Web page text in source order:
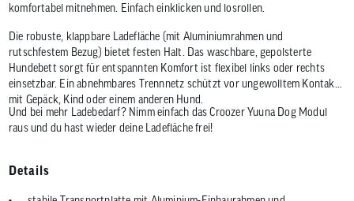
komfortabel mitnehmen. Einfach einklicken und losrollen.
Die robuste, klappbare Ladefläche (mit Aluminiumrahmen und
rutschfestem Bezug) bietet festen Halt. Das waschbare, gepolsterte
Hundebett sorgt für entspannten Komfort ist flexibel links oder rechts
einsetzbar. Ein abnehmbares Trennnetz schützt vor ungewolltem Kontakt
mit Gepäck, Kind oder einem anderen Hund.
Und bei mehr Ladebedarf? Nimm einfach das Croozer Yuuna Dog Modul
raus und du hast wieder deine Ladefläche frei!
Details